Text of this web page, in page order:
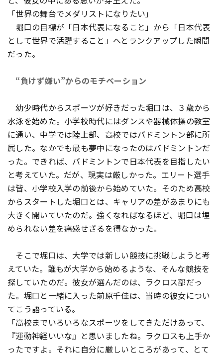
「世界の舞台でメダリストになりたい」
堀口の目標が「日本代表になること」から「日本代表
として世界で活躍すること」へとランクアップした瞬間
だった。
“負けず嫌い”からのモチベーション
幼少時代からスポーツが好きだった堀口は、３歳から
水泳を始めた。小学校時代にはダンスや器械体操の教室
に通い、中学では陸上部、高校ではバドミントン部に所
属した。なかでも最も夢中になったのはバドミントンだ
った。できれば、バドミントンで日本代表を目指したい
と考えていた。だが、現実は厳しかった。エリート選手
は皆、小学校入学の前後から始めていた。そのため高校
からスタートした堀口とは、キャリアの差があまりにも
大きく開いていたのだ。強くなればなるほど、堀口は埋
められない差を痛感せざるを得なかった。
そこで堀口は、大学では新しい競技に挑戦しようと考
えていた。誰もが大学から始めるような、そんな競技を
探していたのだ。彼女が選んだのは、ラクロス部だっ
た。堀口と一緒に入った前原千佳は、当時の彼女につい
てこう語っている。
「高校までいろいろなスポーツをしてきただけあって、
『運動神経いいな』と思いましたね。ラクロスも上手か
ったですよ。それに自分に厳しいところがあって、とて